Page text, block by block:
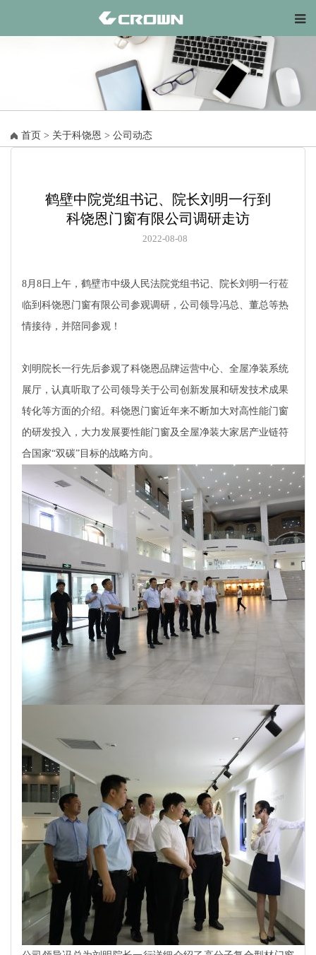
首页 > 关于科饶恩 > 公司动态
鹤壁中院党组书记、院长刘明一行到
科饶恩门窗有限公司调研走访
2022-08-08
8月8日上午，鹤壁市中级人民法院党组书记、院长刘明一行莅
临到科饶恩门窗有限公司参观调研，公司领导冯总、董总等热
情接待，并陪同参观！
刘明院长一行先后参观了科饶恩品牌运营中心、全屋净装系统
展厅，认真听取了公司领导关于公司创新发展和研发技术成果
转化等方面的介绍。科饶恩门窗近年来不断加大对高性能门窗
的研发投入，大力发展要性能门窗及全屋净装大家居产业链符
合国家“双碳”目标的战略方向。